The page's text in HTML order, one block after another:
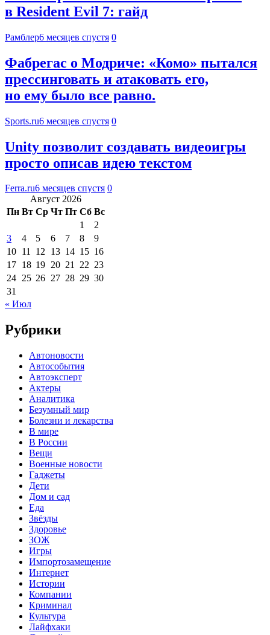
в Resident Evil 7: гайд
Рамблер6 месяцев спустя 0
Фабрегас о Модриче: «Комо» пытался
прессинговать и атаковать его,
но ему было все равно.
Sports.ru6 месяцев спустя 0
Unity позволит создавать видеоигры
просто описав идею текстом
Ferra.ru6 месяцев спустя 0
Август 2026
Пн Вт Ср Чт Пт Сб Вс
1
2
3
4 5 6 7 8
9
10 11 12 13 14 15 16
17 18 19 20 21 22 23
24 25 26 27 28 29 30
31
« Июл
Рубрики
Автоновости
Автособытия
Автоэксперт
Актеры
Аналитика
Безумный мир
Болезни и лекарства
В мире
В России
Вещи
Военные новости
Гаджеты
Дети
Дом и сад
Еда
Звёзды
Здоровье
ЗОЖ
Игры
Импортозамещение
Интернет
Истории
Компании
Криминал
Культура
Лайфхаки